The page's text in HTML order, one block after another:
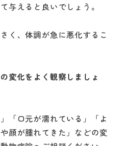
与えると良いでしょう。
く、体調が急に悪化するこ
変化をよく観察しましょ
「口元が濡れている」「よ
顔が腫れてきた」などの変